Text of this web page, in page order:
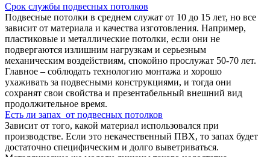
Срок службы подвесных потолков
Подвесные потолки в среднем служат от 10 до 15 лет, но все
зависит от материала и качества изготовления. Например,
пластиковые и металлические потолки, если они не
подвергаются излишним нагрузкам и серьезным
механическим воздействиям, спокойно прослужат 50-70 лет.
Главное – соблюдать технологию монтажа и хорошо
ухаживать за подвесными конструкциями, и тогда они
сохранят свои свойства и презентабельный внешний вид
продолжительное время.
Есть ли запах от подвесных потолков
Зависит от того, какой материал использовался при
производстве. Если это некачественный ПВХ, то запах будет
достаточно специфическим и долго выветриваться.